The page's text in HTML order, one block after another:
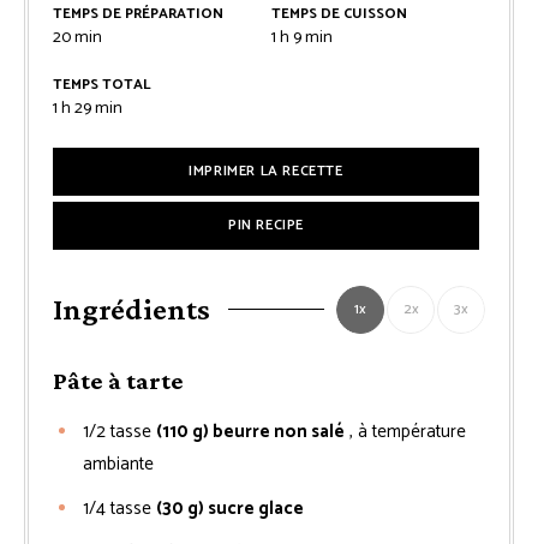
TEMPS DE PRÉPARATION
20minutes
min
TEMPS DE CUISSON
1heure
h9minutes
min
TEMPS TOTAL
1heure
h29minutes
min
IMPRIMER LA RECETTE
PIN RECIPE
Ingrédients 1x 2x 3x
Pâte à tarte
1/2tasse (110 g) beurre non salé , à température
ambiante
1/4tasse (30 g) sucre glace